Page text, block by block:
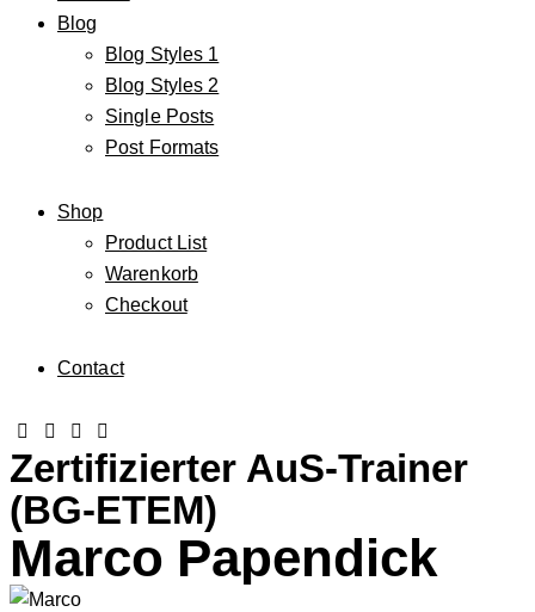
Blog
Blog Styles 1
Blog Styles 2
Single Posts
Post Formats
Shop
Product List
Warenkorb
Checkout
Contact
Zertifizierter AuS-Trainer
(BG-ETEM)
Marco Papendick